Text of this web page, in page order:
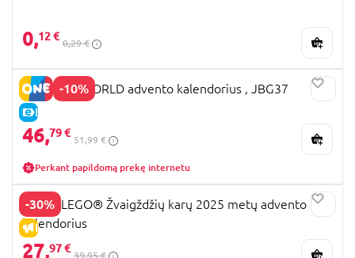
0,12 €
0,29 €
-10%
E-KAINA
JURASSIC WORLD advento kalendorius , JBG37
46,79 €
51,99 €
Perkant papildomą prekę internetu
-30%
IŠPARDAVIMAS
75418 LEGO® Žvaigždžių karų 2025 metų advento
kalendorius
27,97 €
39,95 €